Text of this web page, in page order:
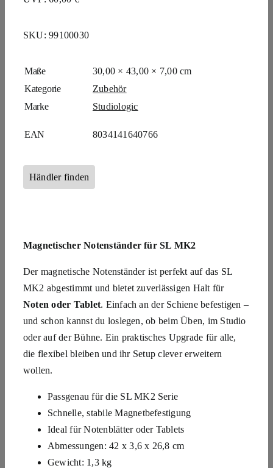
SKU:99100030
Maße
30,00 × 43,00 × 7,00 cm
Kategorie
Zubehör
Marke
Studiologic
EAN 8034141640766
Händler finden
Magnetischer Notenständer für SL MK2
Der magnetische Notenständer ist perfekt auf das SL
MK2 abgestimmt und bietet zuverlässigen Halt für
Noten oder Tablet. Einfach an der Schiene befestigen –
und schon kannst du loslegen, ob beim Üben, im Studio
oder auf der Bühne. Ein praktisches Upgrade für alle,
die flexibel bleiben und ihr Setup clever erweitern
wollen.
Passgenau für die SL MK2 Serie
Schnelle, stabile Magnetbefestigung
Ideal für Notenblätter oder Tablets
Abmessungen: 42 x 3,6 x 26,8 cm
Gewicht: 1,3 kg